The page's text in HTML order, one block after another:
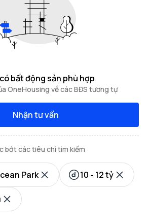
bất động sản phù hợp
OneHousing về các BĐS tương tự
Nhận tư vấn
bớt các tiêu chí tìm kiếm
Park 10 - 12 tỷ